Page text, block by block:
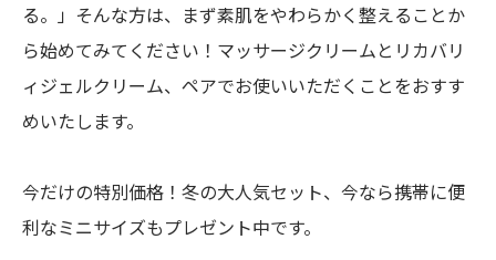
る。」そんな方は、まず素肌をやわらかく整えることか
ら始めてみてください！マッサージクリームとリカバリ
ィジェルクリーム、ペアでお使いいただくことをおすす
めいたします。
今だけの特別価格！冬の大人気セット、今なら携帯に便
利なミニサイズもプレゼント中です。